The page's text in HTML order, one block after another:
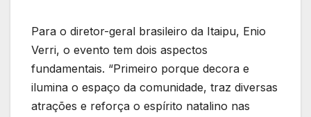
Para o diretor-geral brasileiro da Itaipu, Enio
Verri, o evento tem dois aspectos
fundamentais. “Primeiro porque decora e
ilumina o espaço da comunidade, traz diversas
atrações e reforça o espírito natalino nas